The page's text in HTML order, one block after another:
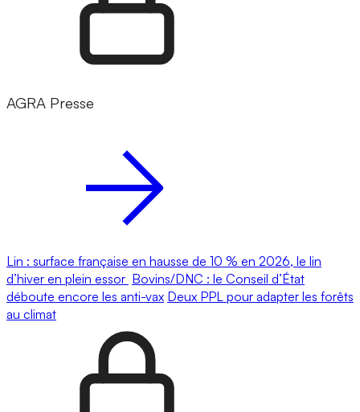
AGRA Presse
Lin : surface française en hausse de 10 % en 2026, le lin
d’hiver en plein essor Bovins/DNC : le Conseil d’État
déboute encore les anti-vax Deux PPL pour adapter les forêts
au climat